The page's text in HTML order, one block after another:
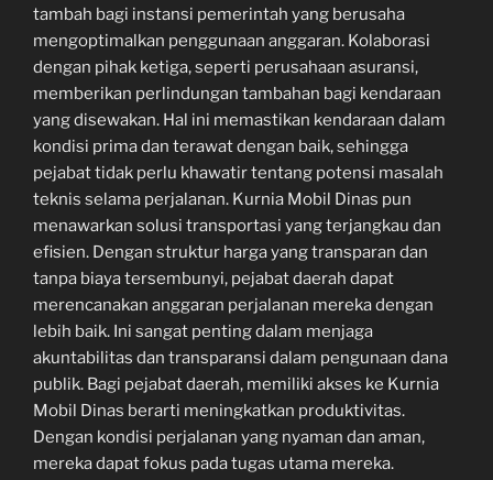
tambah bagi instansi pemerintah yang berusaha
mengoptimalkan penggunaan anggaran. Kolaborasi
dengan pihak ketiga, seperti perusahaan asuransi,
memberikan perlindungan tambahan bagi kendaraan
yang disewakan. Hal ini memastikan kendaraan dalam
kondisi prima dan terawat dengan baik, sehingga
pejabat tidak perlu khawatir tentang potensi masalah
teknis selama perjalanan. Kurnia Mobil Dinas pun
menawarkan solusi transportasi yang terjangkau dan
efisien. Dengan struktur harga yang transparan dan
tanpa biaya tersembunyi, pejabat daerah dapat
merencanakan anggaran perjalanan mereka dengan
lebih baik. Ini sangat penting dalam menjaga
akuntabilitas dan transparansi dalam pengunaan dana
publik. Bagi pejabat daerah, memiliki akses ke Kurnia
Mobil Dinas berarti meningkatkan produktivitas.
Dengan kondisi perjalanan yang nyaman dan aman,
mereka dapat fokus pada tugas utama mereka.